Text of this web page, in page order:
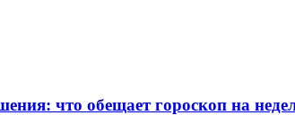
что обещает гороскоп на